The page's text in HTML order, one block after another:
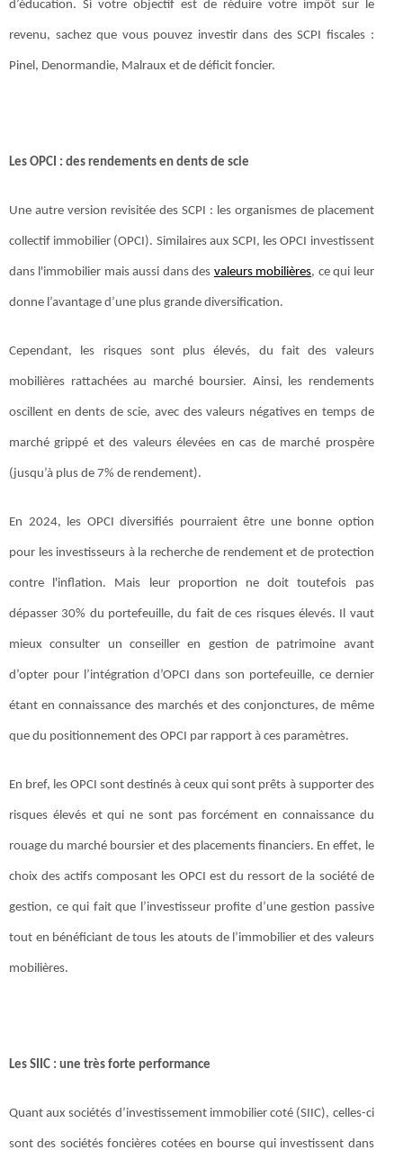
d’éducation. Si votre objectif est de réduire votre impôt sur le
revenu, sachez que vous pouvez investir dans des SCPI fiscales :
Pinel, Denormandie, Malraux et de déficit foncier.
Les OPCI : des rendements en dents de scie
Une autre version revisitée des SCPI : les organismes de placement
collectif immobilier (OPCI). Similaires aux SCPI, les OPCI investissent
dans l'immobilier mais aussi dans des valeurs mobilières, ce qui leur
donne l’avantage d’une plus grande diversification.
Cependant, les risques sont plus élevés, du fait des valeurs
mobilières rattachées au marché boursier. Ainsi, les rendements
oscillent en dents de scie, avec des valeurs négatives en temps de
marché grippé et des valeurs élevées en cas de marché prospère
(jusqu’à plus de 7% de rendement).
En 2024, les OPCI diversifiés pourraient être une bonne option
pour les investisseurs à la recherche de rendement et de protection
contre l'inflation. Mais leur proportion ne doit toutefois pas
dépasser 30% du portefeuille, du fait de ces risques élevés. Il vaut
mieux consulter un conseiller en gestion de patrimoine avant
d’opter pour l’intégration d’OPCI dans son portefeuille, ce dernier
étant en connaissance des marchés et des conjonctures, de même
que du positionnement des OPCI par rapport à ces paramètres.
En bref, les OPCI sont destinés à ceux qui sont prêts à supporter des
risques élevés et qui ne sont pas forcément en connaissance du
rouage du marché boursier et des placements financiers. En effet, le
choix des actifs composant les OPCI est du ressort de la société de
gestion, ce qui fait que l’investisseur profite d’une gestion passive
tout en bénéficiant de tous les atouts de l’immobilier et des valeurs
mobilières.
Les SIIC : une très forte performance
Quant aux sociétés d’investissement immobilier coté (SIIC), celles-ci
sont des sociétés foncières cotées en bourse qui investissent dans